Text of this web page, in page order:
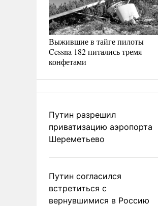
Выжившие в тайге пилоты
Cessna 182 питались тремя
конфетами
Путин разрешил
приватизацию аэропорта
Шереметьево
Путин согласился
встретиться с
вернувшимися в Россию